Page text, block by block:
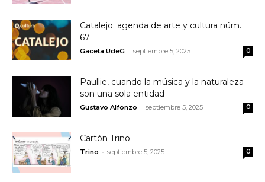
Catalejo: agenda de arte y cultura núm.
67
Gaceta UdeG - septiembre 5, 2025 0
Paullie, cuando la música y la naturaleza
son una sola entidad
Gustavo Alfonzo - septiembre 5, 2025 0
Cartón Trino
Trino - septiembre 5, 2025 0